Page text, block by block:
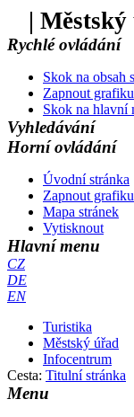
|
Rychlé ovládání
Skok na obsah
Zapnout grafiku
Skok na hlavní
Vyhledávání
Horní ovládání
Úvodní stránka
Zapnout grafiku
Mapa stránek
Vytisknout
Hlavní menu
CZ
DE
EN
Turistika
Městský úřad
Infocentrum
Cesta: Titulní stránka
Menu